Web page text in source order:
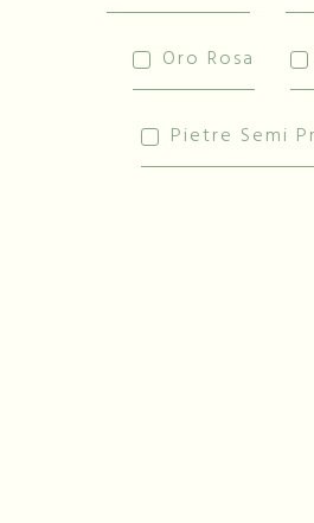
Oro Rosa
Pietre Semi